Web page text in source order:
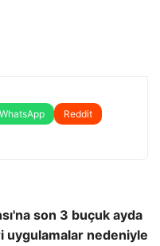
WhatsApp
Reddit
son 3 buçuk ayda
uygulamalar nedeniyle